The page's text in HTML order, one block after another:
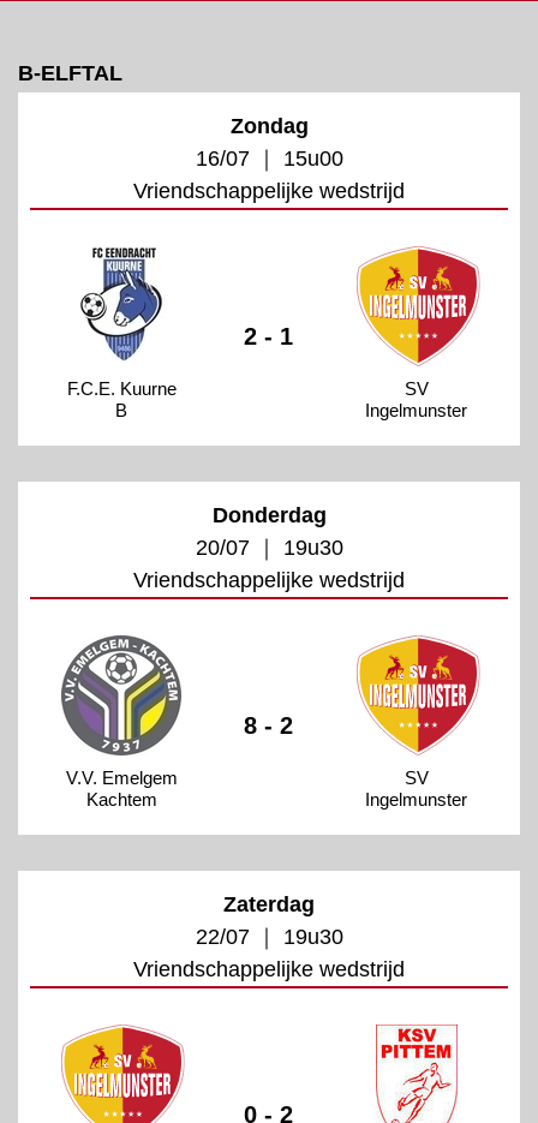
B-ELFTAL
Zondag
16/07 ｜ 15u00
Vriendschappelijke wedstrijd
F.C.E. Kuurne
B
2 - 1
SV
Ingelmunster
Donderdag
20/07 ｜ 19u30
Vriendschappelijke wedstrijd
V.V. Emelgem
Kachtem
8 - 2
SV
Ingelmunster
Zaterdag
22/07 ｜ 19u30
Vriendschappelijke wedstrijd
0 - 2